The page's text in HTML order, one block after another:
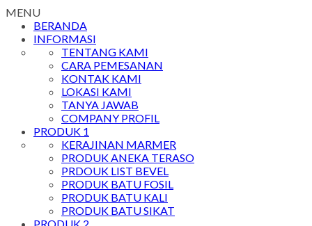
MENU
BERANDA
INFORMASI
TENTANG KAMI
CARA PEMESANAN
KONTAK KAMI
LOKASI KAMI
TANYA JAWAB
COMPANY PROFIL
PRODUK 1
KERAJINAN MARMER
PRODUK ANEKA TERASO
PRDOUK LIST BEVEL
PRODUK BATU FOSIL
PRODUK BATU KALI
PRODUK BATU SIKAT